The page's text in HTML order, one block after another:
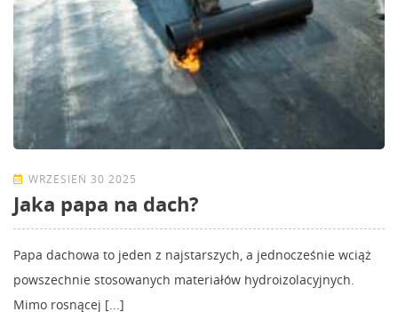
WRZESIEŃ 30 2025
Jaka papa na dach?
Papa dachowa to jeden z najstarszych, a jednocześnie wciąż
powszechnie stosowanych materiałów hydroizolacyjnych.
Mimo rosnącej [...]